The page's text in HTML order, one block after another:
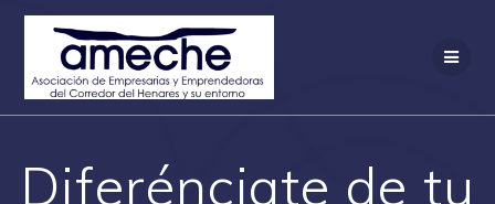
Saltar
Diferénciate de tu